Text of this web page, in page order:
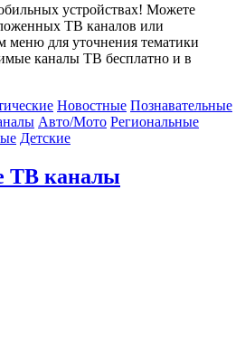
устройствах! Можете
ТВ каналов или
меню для уточнения тематики
каналы ТВ бесплатно и в
Новостные Познавательные
Авто/Мото Региональные
Детские
ТВ каналы